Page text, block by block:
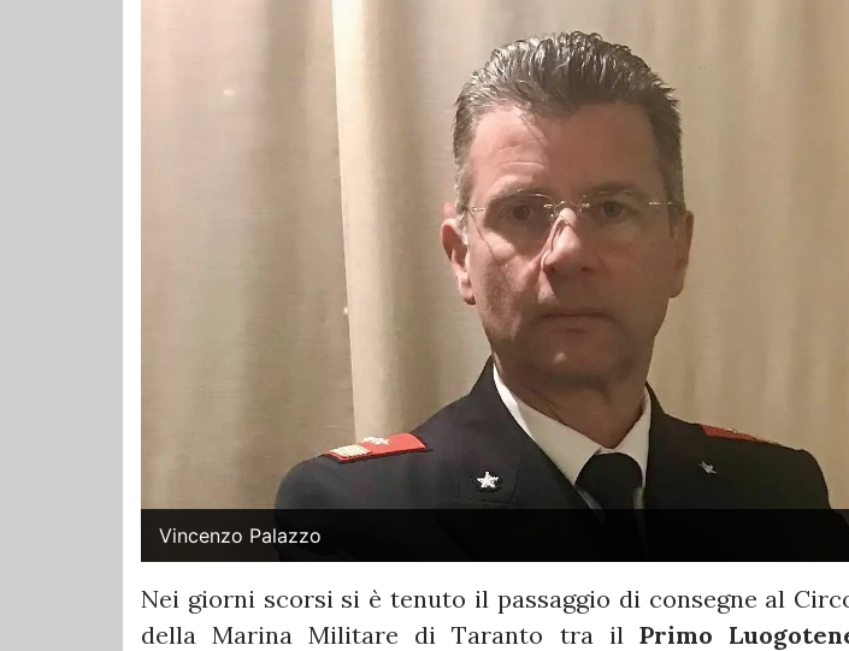
Vincenzo Palazzo
Nei giorni scorsi si è tenuto il passaggio di consegne al
della Marina Militare di Taranto tra il Primo